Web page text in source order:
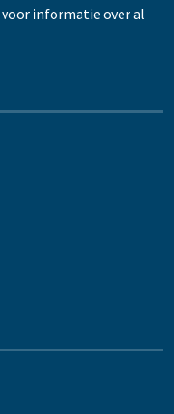
voor informatie over al